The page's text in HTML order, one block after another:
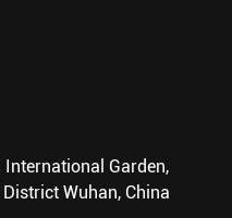
International Garden,
Wuhan, China